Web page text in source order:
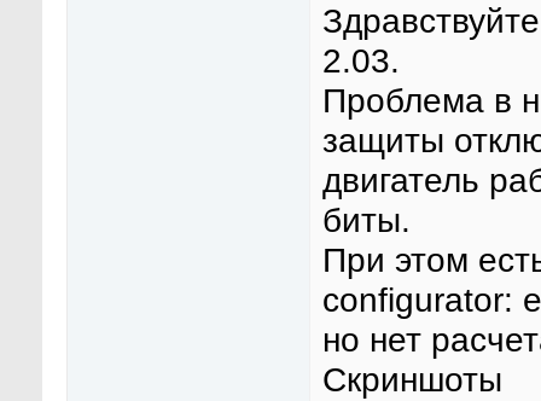
2.03.
Проблема в
защиты
двигатель
биты.
При этом
configurator:
но нет
Скриншоты